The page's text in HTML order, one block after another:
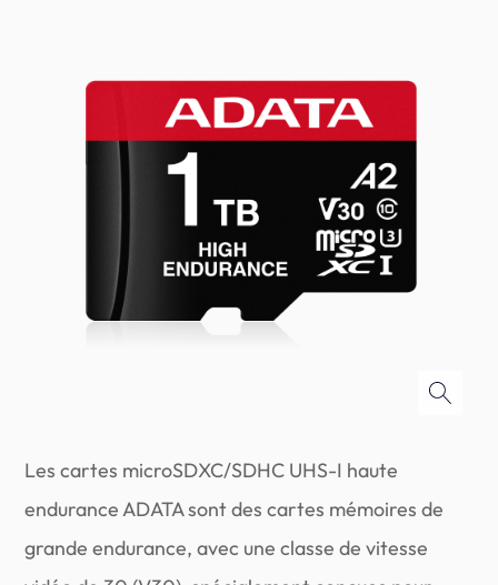
Les cartes microSDXC/SDHC UHS-I haute
endurance ADATA sont des cartes mémoires de
grande endurance, avec une classe de vitesse